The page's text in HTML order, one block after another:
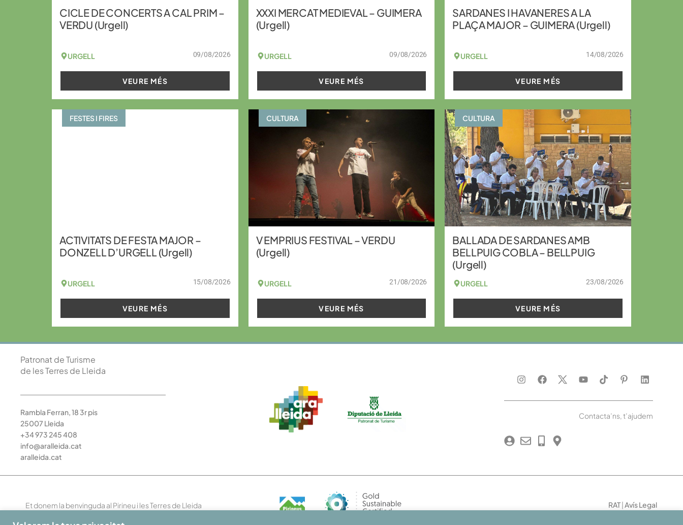
CICLE DE CONCERTS A CAL PRIM –
VERDU (Urgell)
URGELL 09/08/2026
VEURE MÉS
XXXI MERCAT MEDIEVAL – GUIMERA
(Urgell)
URGELL 09/08/2026
VEURE MÉS
SARDANES I HAVANERES A LA
PLAÇA MAJOR – GUIMERA (Urgell)
URGELL 14/08/2026
VEURE MÉS
FESTES I FIRES
ACTIVITATS DE FESTA MAJOR –
DONZELL D’URGELL (Urgell)
URGELL 15/08/2026
VEURE MÉS
CULTURA
V EMPRIUS FESTIVAL – VERDU
(Urgell)
URGELL 21/08/2026
VEURE MÉS
CULTURA
BALLADA DE SARDANES AMB
BELLPUIG COBLA – BELLPUIG
(Urgell)
URGELL 23/08/2026
VEURE MÉS
Patronat de Turisme
de les Terres de Lleida
Rambla Ferran, 18 3r pis
25007 Lleida
+34 973 245 408
info@aralleida.cat
aralleida.cat
Contacta’ns, t’ajudem
Et donem la benvinguda al Pirineu i les Terres de Lleida RAT |Avís Legal